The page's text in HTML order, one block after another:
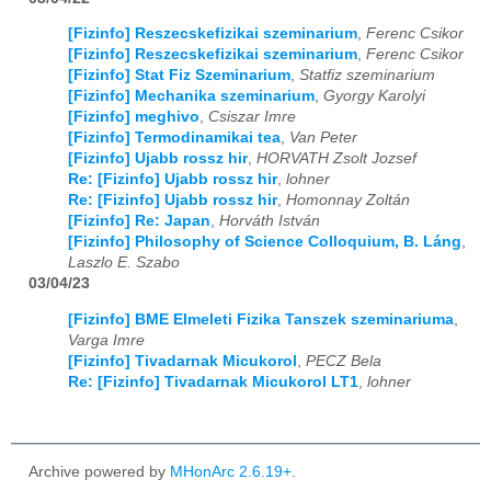
01 02 03 04 05 06 07 08 09 10 11 12
[Fizinfo] Reszecskefizikai szeminarium, Ferenc Csikor
[Fizinfo] Reszecskefizikai szeminarium, Ferenc Csikor
[Fizinfo] Stat Fiz Szeminarium, Statfiz szeminarium
[Fizinfo] Mechanika szeminarium, Gyorgy Karolyi
[Fizinfo] meghivo, Csiszar Imre
[Fizinfo] Termodinamikai tea, Van Peter
[Fizinfo] Ujabb rossz hir, HORVATH Zsolt Jozsef
Re: [Fizinfo] Ujabb rossz hir, lohner
Re: [Fizinfo] Ujabb rossz hir, Homonnay Zoltán
[Fizinfo] Re: Japan, Horváth István
[Fizinfo] Philosophy of Science Colloquium, B. Láng,
Laszlo E. Szabo
03/04/23
[Fizinfo] BME Elmeleti Fizika Tanszek szeminariuma
Varga Imre
[Fizinfo] Tivadarnak Micukorol
PECZ Bela
Re: [Fizinfo] Tivadarnak Micukorol LT1 lohner
Archive powered by MHonArc 2.6.19+